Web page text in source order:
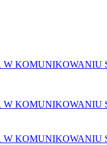
KOMUNIKOWANIU
KOMUNIKOWANIU
KOMUNIKOWANIU